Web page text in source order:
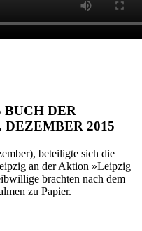
DER
DEZEMBER 2015
beteiligte sich die
an der Aktion »Leipzig
brachten nach dem
zu Papier.